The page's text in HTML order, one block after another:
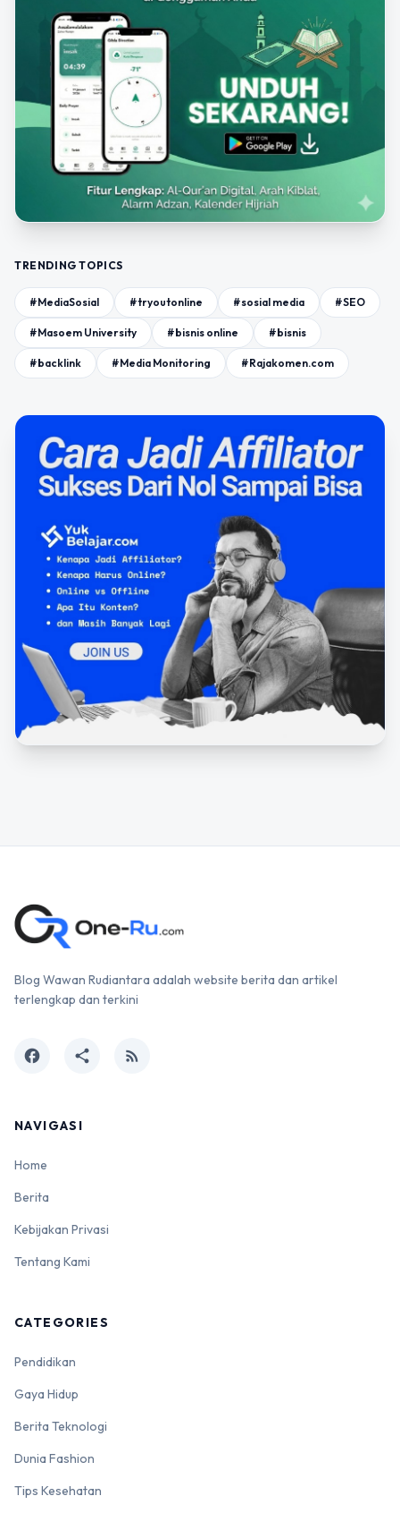
TRENDING TOPICS
#MediaSosial #tryoutonline #sosial media #SEO
#Masoem University #bisnis online #bisnis
#backlink #Media Monitoring #Rajakomen.com
Blog Wawan Rudiantara adalah website berita dan artikel
terlengkap dan terkini
facebook share rss_feed
NAVIGASI
Home
Berita
Kebijakan Privasi
Tentang Kami
CATEGORIES
Pendidikan
Gaya Hidup
Berita Teknologi
Dunia Fashion
Tips Kesehatan